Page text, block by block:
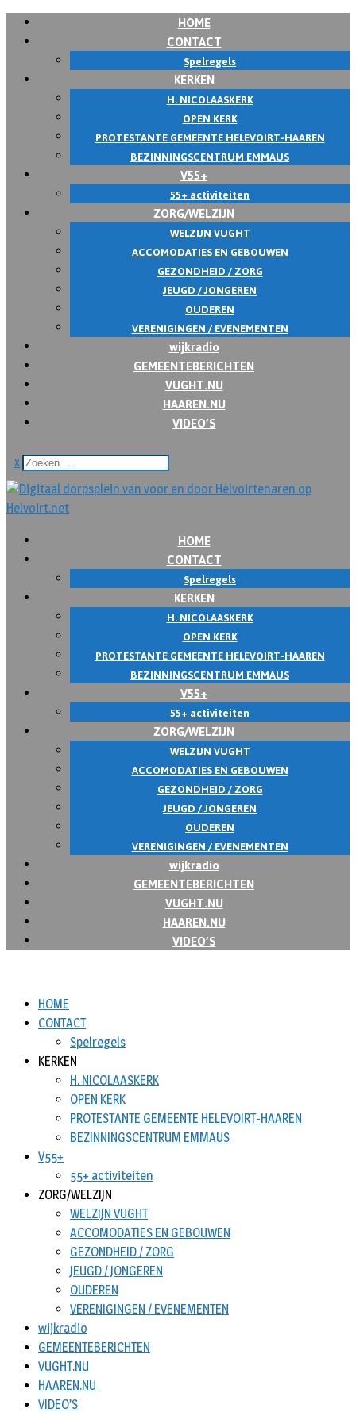
Skip
HOME
CONTACT
Spelregels
KERKEN
H. NICOLAASKERK
OPEN KERK
PROTESTANTE GEMEENTE HELEVOIRT-HAAREN
BEZINNINGSCENTRUM EMMAUS
V55+
55+ activiteiten
ZORG/WELZIJN
WELZIJN VUGHT
ACCOMODATIES EN GEBOUWEN
GEZONDHEID / ZORG
JEUGD / JONGEREN
OUDEREN
VERENIGINGEN / EVENEMENTEN
wijkradio
GEMEENTEBERICHTEN
VUGHT.NU
HAAREN.NU
VIDEO’S
x
HOME
CONTACT
Spelregels
KERKEN
H. NICOLAASKERK
OPEN KERK
PROTESTANTE GEMEENTE HELEVOIRT-HAAREN
BEZINNINGSCENTRUM EMMAUS
V55+
55+ activiteiten
ZORG/WELZIJN
WELZIJN VUGHT
ACCOMODATIES EN GEBOUWEN
GEZONDHEID / ZORG
JEUGD / JONGEREN
OUDEREN
VERENIGINGEN / EVENEMENTEN
wijkradio
GEMEENTEBERICHTEN
VUGHT.NU
HAAREN.NU
VIDEO’S
HOME
CONTACT
Spelregels
KERKEN
H. NICOLAASKERK
OPEN KERK
PROTESTANTE GEMEENTE HELEVOIRT-HAAREN
BEZINNINGSCENTRUM EMMAUS
V55+
55+ activiteiten
ZORG/WELZIJN
WELZIJN VUGHT
ACCOMODATIES EN GEBOUWEN
GEZONDHEID / ZORG
JEUGD / JONGEREN
OUDEREN
VERENIGINGEN / EVENEMENTEN
wijkradio
GEMEENTEBERICHTEN
VUGHT.NU
HAAREN.NU
VIDEO’S